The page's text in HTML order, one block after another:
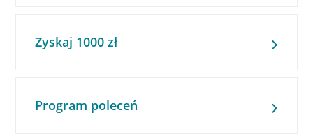
Zyskaj 1000 zł
Program poleceń